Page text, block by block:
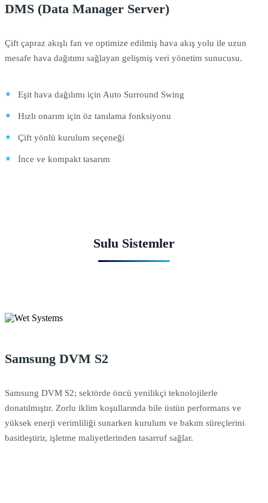
DMS (Data Manager Server)
Çift çapraz akışlı fan ve optimize edilmiş hava akış yolu ile uzun
mesafe hava dağıtımı sağlayan gelişmiş veri yönetim sunucusu.
Eşit hava dağılımı için Auto Surround Swing
Hızlı onarım için öz tanılama fonksiyonu
Çift yönlü kurulum seçeneği
İnce ve kompakt tasarım
Sulu Sistemler
Samsung DVM S2
Samsung DVM S2; sektörde öncü yenilikçi teknolojilerle
donatılmıştır. Zorlu iklim koşullarında bile üstün performans ve
yüksek enerji verimliliği sunarken kurulum ve bakım süreçlerini
basitleştirir, işletme maliyetlerinden tasarruf sağlar.